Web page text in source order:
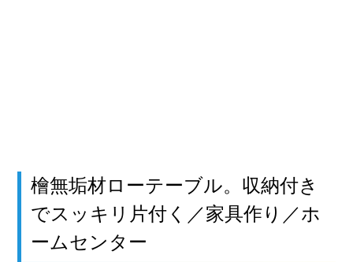
檜無垢材ローテーブル。収納付き
でスッキリ片付く／家具作り／ホ
ームセンター